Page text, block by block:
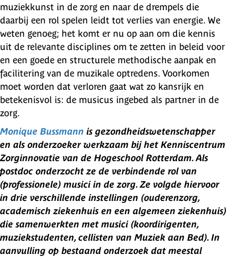
muziekkunst in de zorg en naar de drempels die
daarbij een rol spelen leidt tot verlies van energie. We
weten genoeg; het komt er nu op aan om die kennis
uit de relevante disciplines om te zetten in beleid voor
en een goede en structurele methodische aanpak en
facilitering van de muzikale optredens. Voorkomen
moet worden dat verloren gaat wat zo kansrijk en
betekenisvol is: de musicus ingebed als partner in de
zorg.
Monique Bussmann is gezondheidswetenschapper
en als onderzoeker werkzaam bij het Kenniscentrum
Zorginnovatie van de Hogeschool Rotterdam. Als
postdoc onderzocht ze de verbindende rol van
(professionele) musici in de zorg. Ze volgde hiervoor
in drie verschillende instellingen (ouderenzorg,
academisch ziekenhuis en een algemeen ziekenhuis)
die samenwerkten met musici (koordirigenten,
muziekstudenten, cellisten van Muziek aan Bed). In
aanvulling op bestaand onderzoek dat meestal